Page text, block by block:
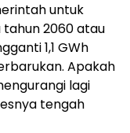
untuk
2060 atau
1,1 GWh
Apakah
lagi
tengah